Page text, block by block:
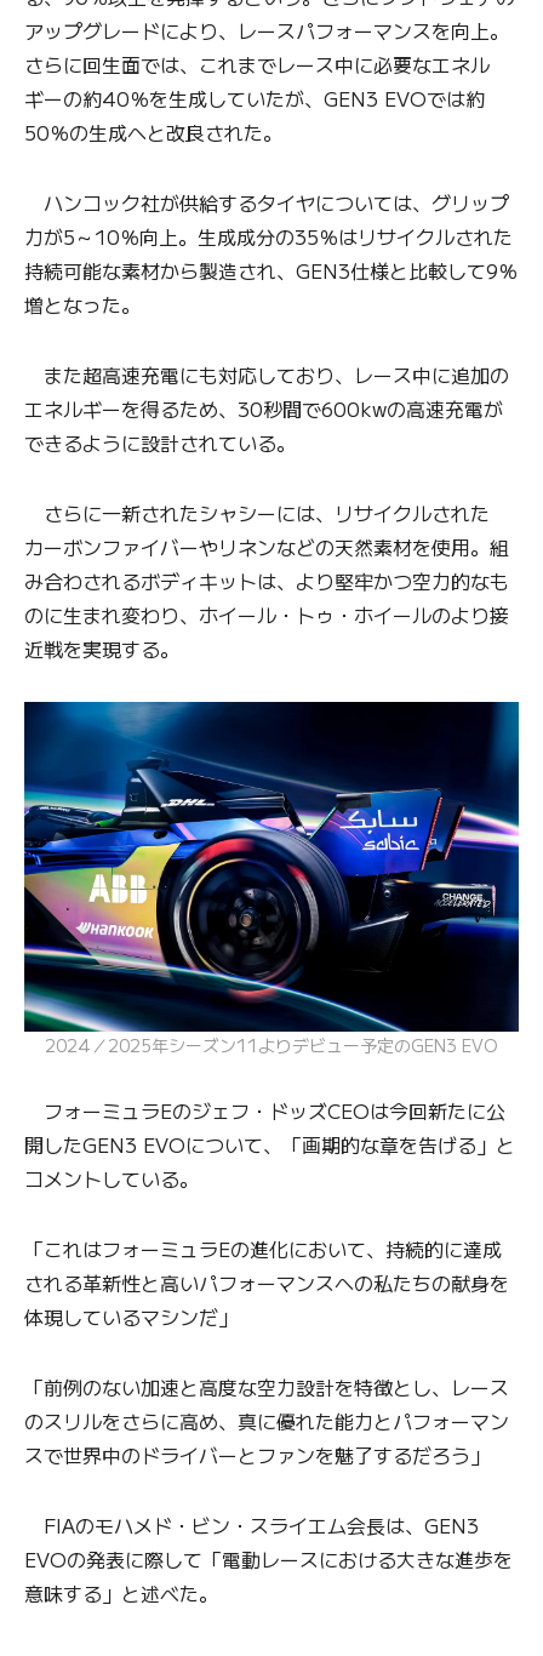
アップグレードにより、レースパフォーマンスを向上。
さらに回生面では、これまでレース中に必要なエネル
ギーの約40％を生成していたが、GEN3 EVOでは約
50％の生成へと改良された。
ハンコック社が供給するタイヤについては、グリップ
力が5～10％向上。生成成分の35％はリサイクルされた
持続可能な素材から製造され、GEN3仕様と比較して9％
増となった。
また超高速充電にも対応しており、レース中に追加の
エネルギーを得るため、30秒間で600kwの高速充電が
できるように設計されている。
さらに一新されたシャシーには、リサイクルされた
カーボンファイバーやリネンなどの天然素材を使用。組
み合わされるボディキットは、より堅牢かつ空力的なも
のに生まれ変わり、ホイール・トゥ・ホイールのより接
近戦を実現する。
2024／2025年シーズン11よりデビュー予定のGEN3 EVO
フォーミュラEのジェフ・ドッズCEOは今回新たに公
開したGEN3 EVOについて、「画期的な章を告げる」と
コメントしている。
「これはフォーミュラEの進化において、持続的に達成
される革新性と高いパフォーマンスへの私たちの献身を
体現しているマシンだ」
「前例のない加速と高度な空力設計を特徴とし、レース
のスリルをさらに高め、真に優れた能力とパフォーマン
スで世界中のドライバーとファンを魅了するだろう」
FIAのモハメド・ビン・スライエム会長は、GEN3
EVOの発表に際して「電動レースにおける大きな進歩を
意味する」と述べた。